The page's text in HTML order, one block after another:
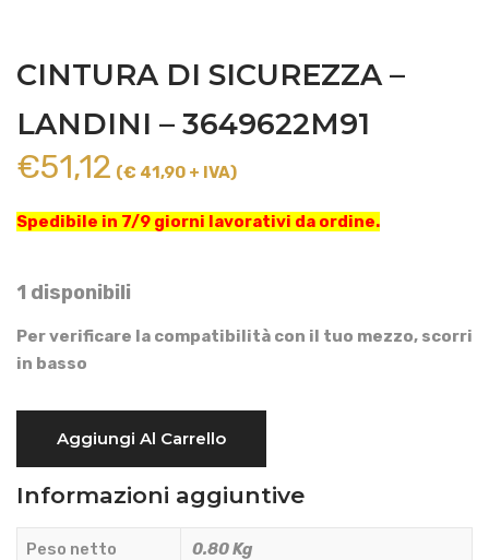
CINTURA DI SICUREZZA –
LANDINI – 3649622M91
€51,12 (€ 41,90 + IVA)
Spedibile in 7/9 giorni lavorativi da ordine.
1 disponibili
Per verificare la compatibilità con il tuo mezzo, scorri
in basso
-
LANDINI
Aggiungi Al Carrello
Informazioni aggiuntive
Peso netto 0.80 Kg